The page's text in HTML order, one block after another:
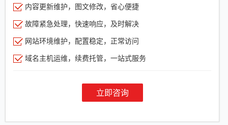
内容更新维护，图文修改，省心便捷
故障紧急处理，快速响应，及时解决
网站环境维护，配置稳定，正常访问
域名主机运维，续费托管，一站式服务
立即咨询